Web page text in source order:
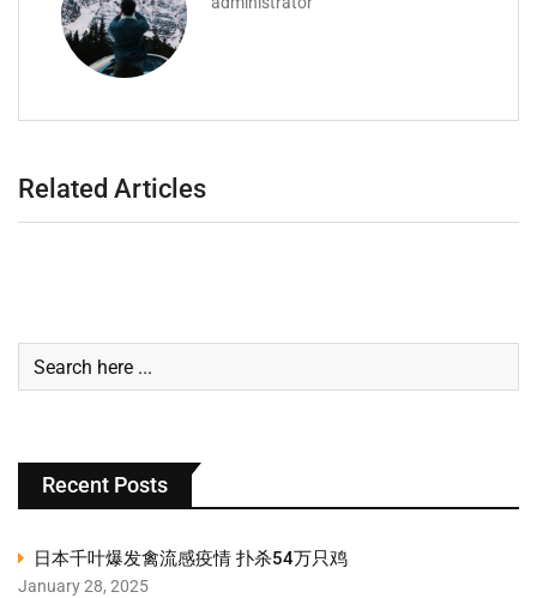
Related Articles
Recent Posts
日本千叶爆发禽流感疫情 扑杀54万只鸡
January 28, 2025